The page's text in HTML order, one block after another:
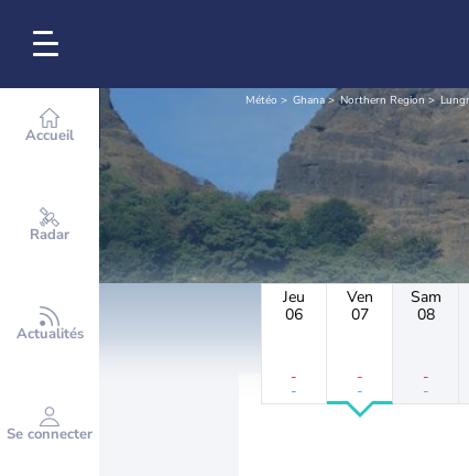
Accueil
Radar
Actualités
Se connecter
Météo Ghana Northern Region
Jeu
06
-
-
Ven
07
-
-
Sam
08
-
-